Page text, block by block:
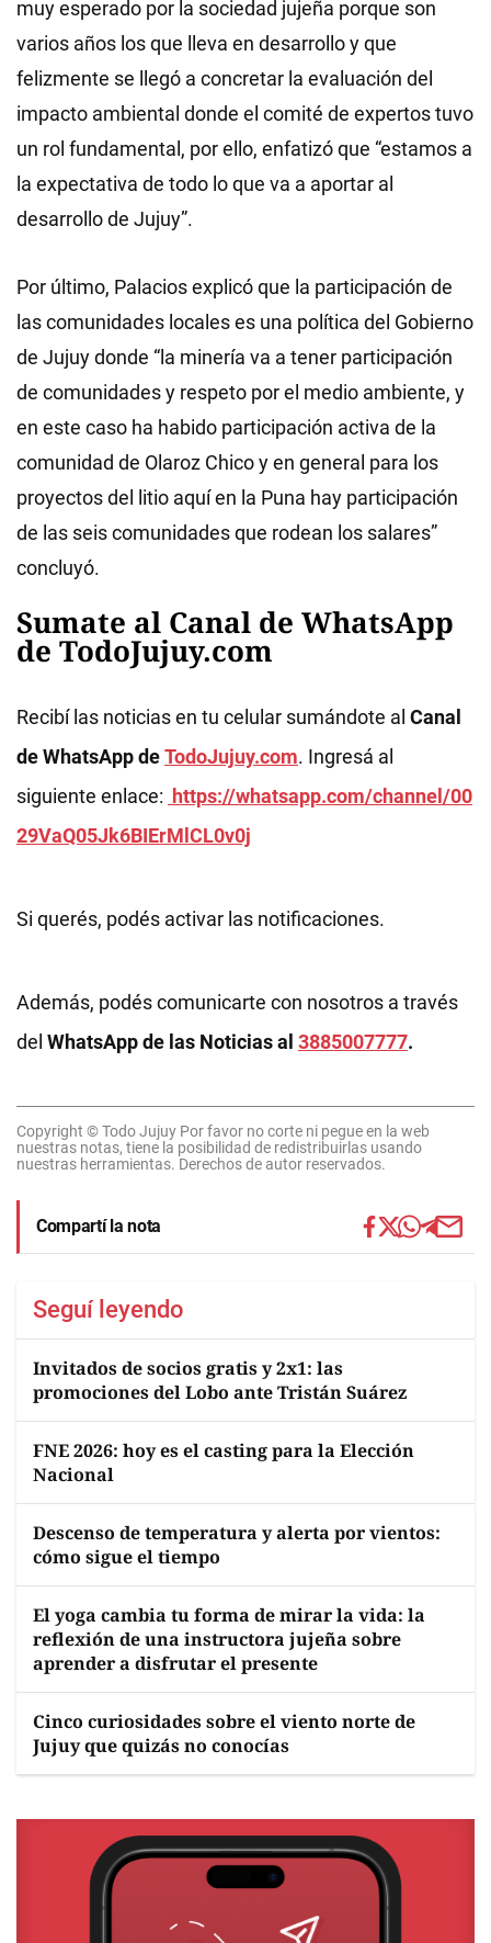
muy esperado por la sociedad jujeña porque son
varios años los que lleva en desarrollo y que
felizmente se llegó a concretar la evaluación del
impacto ambiental donde el comité de expertos tuvo
un rol fundamental, por ello, enfatizó que “estamos a
la expectativa de todo lo que va a aportar al
desarrollo de Jujuy”.
Por último, Palacios explicó que la participación de
las comunidades locales es una política del Gobierno
de Jujuy donde “la minería va a tener participación
de comunidades y respeto por el medio ambiente, y
en este caso ha habido participación activa de la
comunidad de Olaroz Chico y en general para los
proyectos del litio aquí en la Puna hay participación
de las seis comunidades que rodean los salares”
concluyó.
Sumate al Canal de WhatsApp
de TodoJujuy.com
Recibí las noticias en tu celular sumándote al Canal
de WhatsApp deTodoJujuy.com. Ingresá al
siguiente enlace: https://whatsapp.com/channel/00
29VaQ05Jk6BIErMlCL0v0j
Si querés, podés activar las notificaciones.
Además, podés comunicarte con nosotros a través
del WhatsApp de las Noticias al 3885007777.
Copyright © Todo Jujuy Por favor no corte ni pegue en la web
nuestras notas, tiene la posibilidad de redistribuirlas usando
nuestras herramientas. Derechos de autor reservados.
Compartí la nota
Seguí leyendo
Invitados de socios gratis y 2x1: las
promociones del Lobo ante Tristán Suárez
FNE 2026: hoy es el casting para la Elección
Nacional
Descenso de temperatura y alerta por vientos:
cómo sigue el tiempo
El yoga cambia tu forma de mirar la vida: la
reflexión de una instructora jujeña sobre
aprender a disfrutar el presente
Cinco curiosidades sobre el viento norte de
Jujuy que quizás no conocías